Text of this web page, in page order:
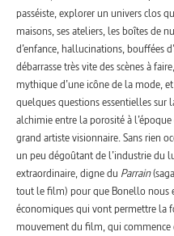
passéiste, explorer un univers clos
maisons, ses ateliers, les boîtes de
d’enfance, hallucinations, bouffées
débarrasse très vite des scènes à
mythique d’une icône de la mode,
quelques questions essentielles sur
alchimie entre la porosité à
grand artiste visionnaire. Sans rien
un peu dégoûtant de l’industrie du
extraordinaire, digne du Parrain
tout le film) pour que Bonello nous
économiques qui vont permettre la
mouvement du film, qui commence